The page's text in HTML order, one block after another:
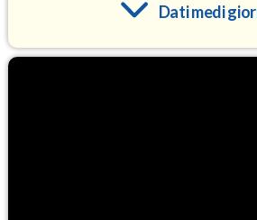
Dati medi